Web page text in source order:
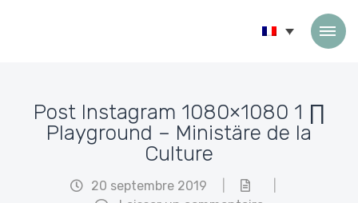
Post Instagram 1080×1080 1 ∏
Playground – Ministäre de la
Culture
20 septembre 2019